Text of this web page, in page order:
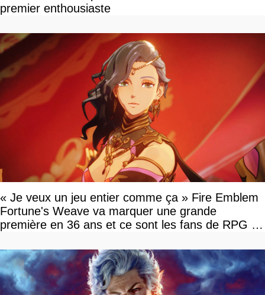
premier enthousiaste
« Je veux un jeu entier comme ça » Fire Emblem
Fortune's Weave va marquer une grande
première en 36 ans et ce sont les fans de RPG en